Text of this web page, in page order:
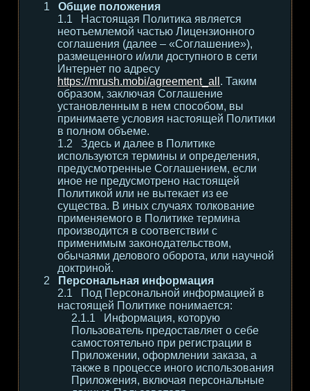
Общие положения
Настоящая Политика является
неотъемлемой частью Лицензионного
соглашения (далее – «Соглашение»),
размещенного и/или доступного в сети
Интернет по адресу
https://mrush.mobi/agreement_all . Таким
образом, заключая Соглашение
установленным в нем способом, вы
принимаете условия настоящей Политики
в полном объеме.
Здесь и далее в Политике
используются термины и определения,
предусмотренные Соглашением, если
иное не предусмотрено настоящей
Политикой или не вытекает из ее
существа. В иных случаях толкование
применяемого в Политике термина
производится в соответствии с
применимым законодательством,
обычаями делового оборота, или научной
доктриной.
Персональная информация
Под Персональной информацией в
настоящей Политике понимается:
Информация, которую
Пользователь предоставляет о себе
самостоятельно при регистрации в
Приложении, оформлении заказа, а
также в процессе иного использования
Приложения, включая персональные